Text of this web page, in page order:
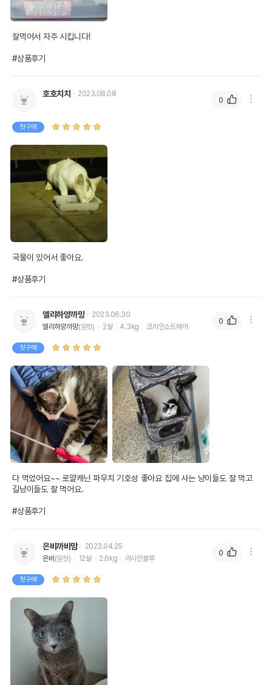
잘먹어서 자주 시킵니다!
#상품후기
호호치치 2023.08.08
첫구매
국물이 있어서 좋아요.
#상품후기
0
엘리하양까망
2023.06.30
엘리하양까망(암컷) 2살 4.3kg 코리안쇼트헤어
첫구매
다 먹었어요~~ 로얄캐닌 파우치 기호성 좋아요 집에 사는 냥이들도 잘 먹고
길냥이들도 잘 먹어요.
#상품후기
0
은비까비맘
2023.04.25
은비 (암컷) 12살 2.6kg 러시안블루
첫구매
0